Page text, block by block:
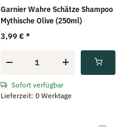
Garnier Wahre Schätze Shampoo
Mythische Olive (250ml)
3,99 €*
Sofort verfügbar
Lieferzeit: 0 Werktage